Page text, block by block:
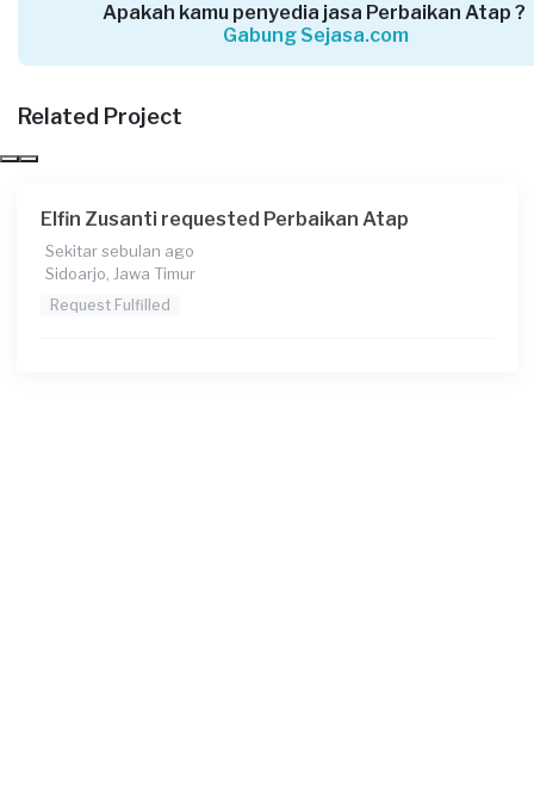
12 bulan yang lalu
Nobel Danial Muhammad requested Perbaikan
Atap
Apakah kamu penyedia jasa Perbaikan Atap ?
Gabung Sejasa.com
Related Project
Elfin Zusanti requested Perbaikan Atap
Sekitar sebulan ago
Sidoarjo, Jawa Timur
Request Fulfilled